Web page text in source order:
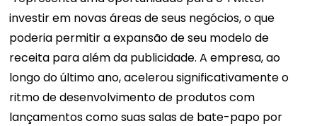
investir em novas áreas de seus negócios, o que
poderia permitir a expansão de seu modelo de
receita para além da publicidade. A empresa, ao
longo do último ano, acelerou significativamente o
ritmo de desenvolvimento de produtos com
lançamentos como suas salas de bate-papo por